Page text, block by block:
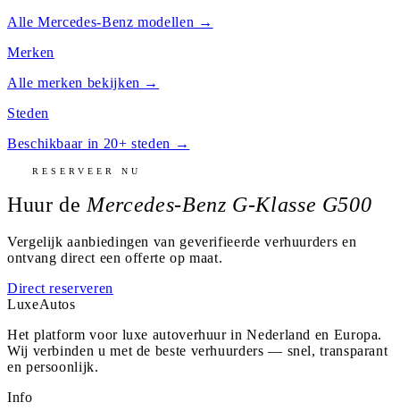
AlleMercedes-Benz modellen →
Merken
Alle merken bekijken →
Steden
Beschikbaar in 20+ steden →
RESERVEER NU
Huur deMercedes-Benz G-Klasse G500
Vergelijk aanbiedingen van geverifieerde verhuurders en
ontvang direct een offerte op maat.
Direct reserveren
LuxeAutos
Het platform voor luxe autoverhuur in Nederland en Europa.
Wij verbinden u met de beste verhuurders — snel, transparant
en persoonlijk.
Info